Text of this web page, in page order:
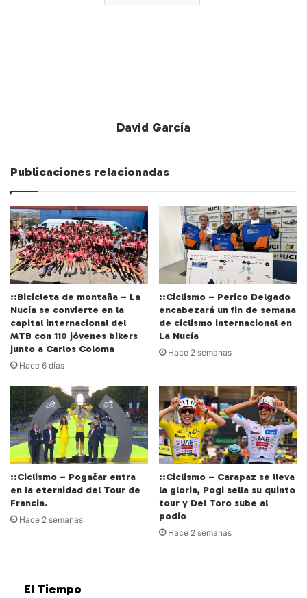
David García
Publicaciones relacionadas
::Bicicleta de montaña – La
Nucía se convierte en la
capital internacional del
MTB con 110 jóvenes bikers
junto a Carlos Coloma
Hace 6 días
::Ciclismo – Perico Delgado
encabezará un fin de semana
de ciclismo internacional en
La Nucía
Hace 2 semanas
::Ciclismo – Pogačar entra
en la eternidad del Tour de
Francia.
Hace 2 semanas
::Ciclismo – Carapaz se lleva
la gloria, Pogi sella su quinto
tour y Del Toro sube al
podio
Hace 2 semanas
El Tiempo